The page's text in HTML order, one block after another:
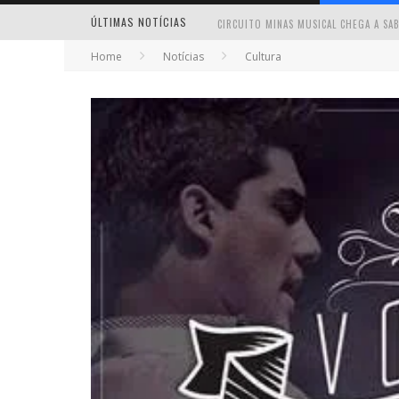
ÚLTIMAS NOTÍCIAS
Home Notícias Cultura